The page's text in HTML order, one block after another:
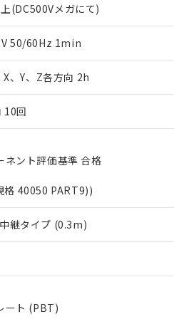
(DC500Vメガにて)
50/60Hz 1min
、Y、Z各方向 2h
10回
ネント評価基準 合格
格 40050 PART9))
継タイプ (0.3m)
ート (PBT)
用者とは、"個人情報の共同利用に
ます。
質）の非含有証明書
書（当社基準）
点で非含有を証明するもので、過
タル酸エステル類４物質の対応
考欄に対応日を記載しておりました。
への在庫切替を完了していること
。